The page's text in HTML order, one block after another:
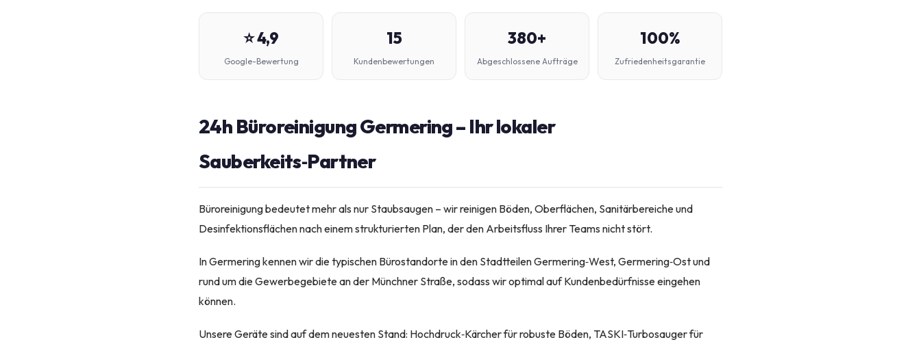
⭐ 4,9
Google-Bewertung
15
Kundenbewertungen
380+
Abgeschlossene Aufträge
100%
Zufriedenheitsgarantie
24h Büroreinigung Germering – Ihr lokaler
Sauberkeits‑Partner
Büroreinigung bedeutet mehr als nur Staubsaugen – wir reinigen Böden, Oberflächen, Sanitärbereiche und
Desinfektionsflächen nach einem strukturierten Plan, der den Arbeitsfluss Ihrer Teams nicht stört.
In Germering kennen wir die typischen Bürostandorte in den Stadtteilen Germering‑West, Germering‑Ost und
rund um die Gewerbegebiete an der Münchner Straße, sodass wir optimal auf Kundenbedürfnisse eingehen
können.
Unsere Geräte sind auf dem neuesten Stand: Hochdruck‑Kärcher für robuste Böden, TASKI‑Turbosauger für